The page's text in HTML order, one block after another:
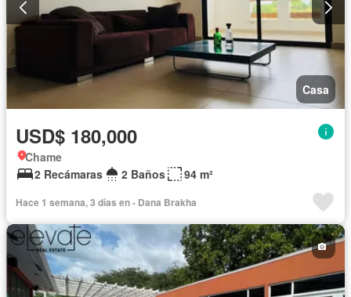
Casa
USD$ 180,000
Chame
2 Recámaras
2 Baños 94 m²
Hace 1 semana, 3 días en - Dana Brakha